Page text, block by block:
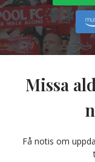
Missa
Få notis om